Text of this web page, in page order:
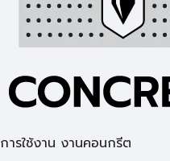
การใช้งาน งานคอนกรีต